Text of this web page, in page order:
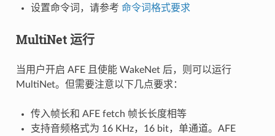
设置命令词，请参考 命令词格式要求
MultiNet 运行
当用户开启 AFE 且使能 WakeNet 后，则可以运行
MultiNet。但需要注意以下几点要求：
传入帧长和 AFE fetch 帧长长度相等
支持音频格式为 16 KHz，16 bit，单通道。AFE